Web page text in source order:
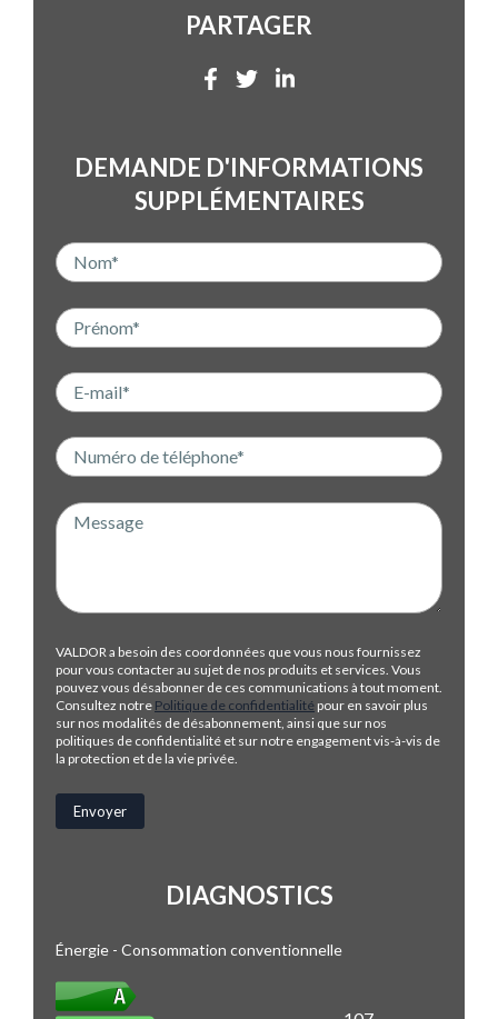
PARTAGER
DEMANDE D'INFORMATIONS
SUPPLÉMENTAIRES
VALDOR a besoin des coordonnées que vous nous fournissez
pour vous contacter au sujet de nos produits et services. Vous
pouvez vous désabonner de ces communications à tout moment.
Consultez notre Politique de confidentialité pour en savoir plus
sur nos modalités de désabonnement, ainsi que sur nos
politiques de confidentialité et sur notre engagement vis-à-vis de
la protection et de la vie privée.
DIAGNOSTICS
Énergie - Consommation conventionnelle